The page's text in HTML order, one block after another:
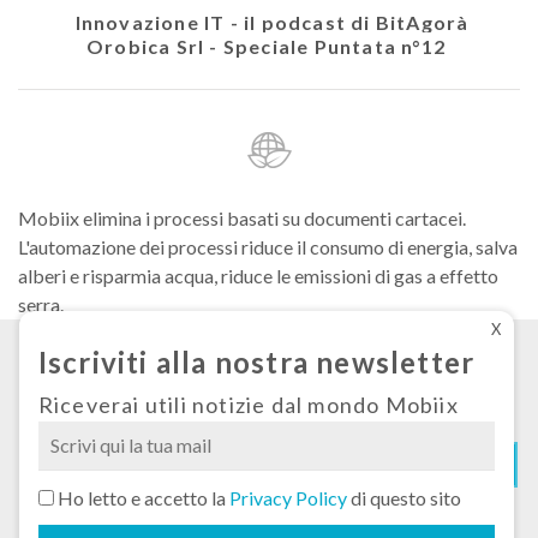
Innovazione IT - il podcast di BitAgorà
Orobica Srl - Speciale Puntata n°12
Mobiix elimina i processi basati su documenti cartacei.
L'automazione dei processi riduce il consumo di energia, salva
alberi e risparmia acqua, riduce le emissioni di gas a effetto
serra.
Condizioni generali di fornitura
Privacy
X
Iscriviti alla nostra newsletter
Riceverai utili notizie dal mondo Mobiix
Si
prega
Ho letto e accetto la Privacy Policydi questo sito